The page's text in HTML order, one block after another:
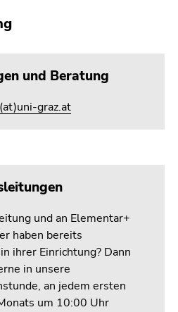
und Beratung
graz.at
und an Elementar+
haben bereits
ihrer Einrichtung? Dann
in unsere
an jedem ersten
um 10:00 Uhr